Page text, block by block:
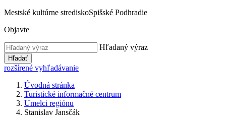
Mestské kultúrne strediskoSpišské Podhradie
Objavte
Hľadaný výraz
Hľadať
rozšírené vyhľadávanie
Úvodná stránka
Turistické informačné centrum
Umelci regiónu
Stanislav Jansčák